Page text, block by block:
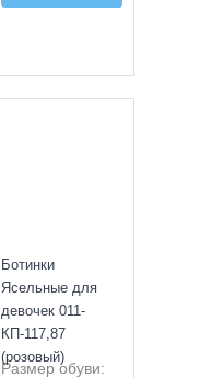
Ботинки
Ясельные для
девочек 011-
КП-117,87
(розовый)
Размер обуви: